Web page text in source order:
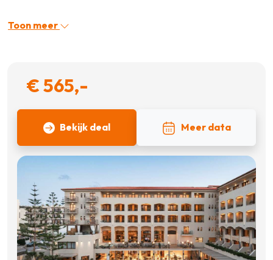
Toon meer
€ 565,-
Bekijk deal Meer data